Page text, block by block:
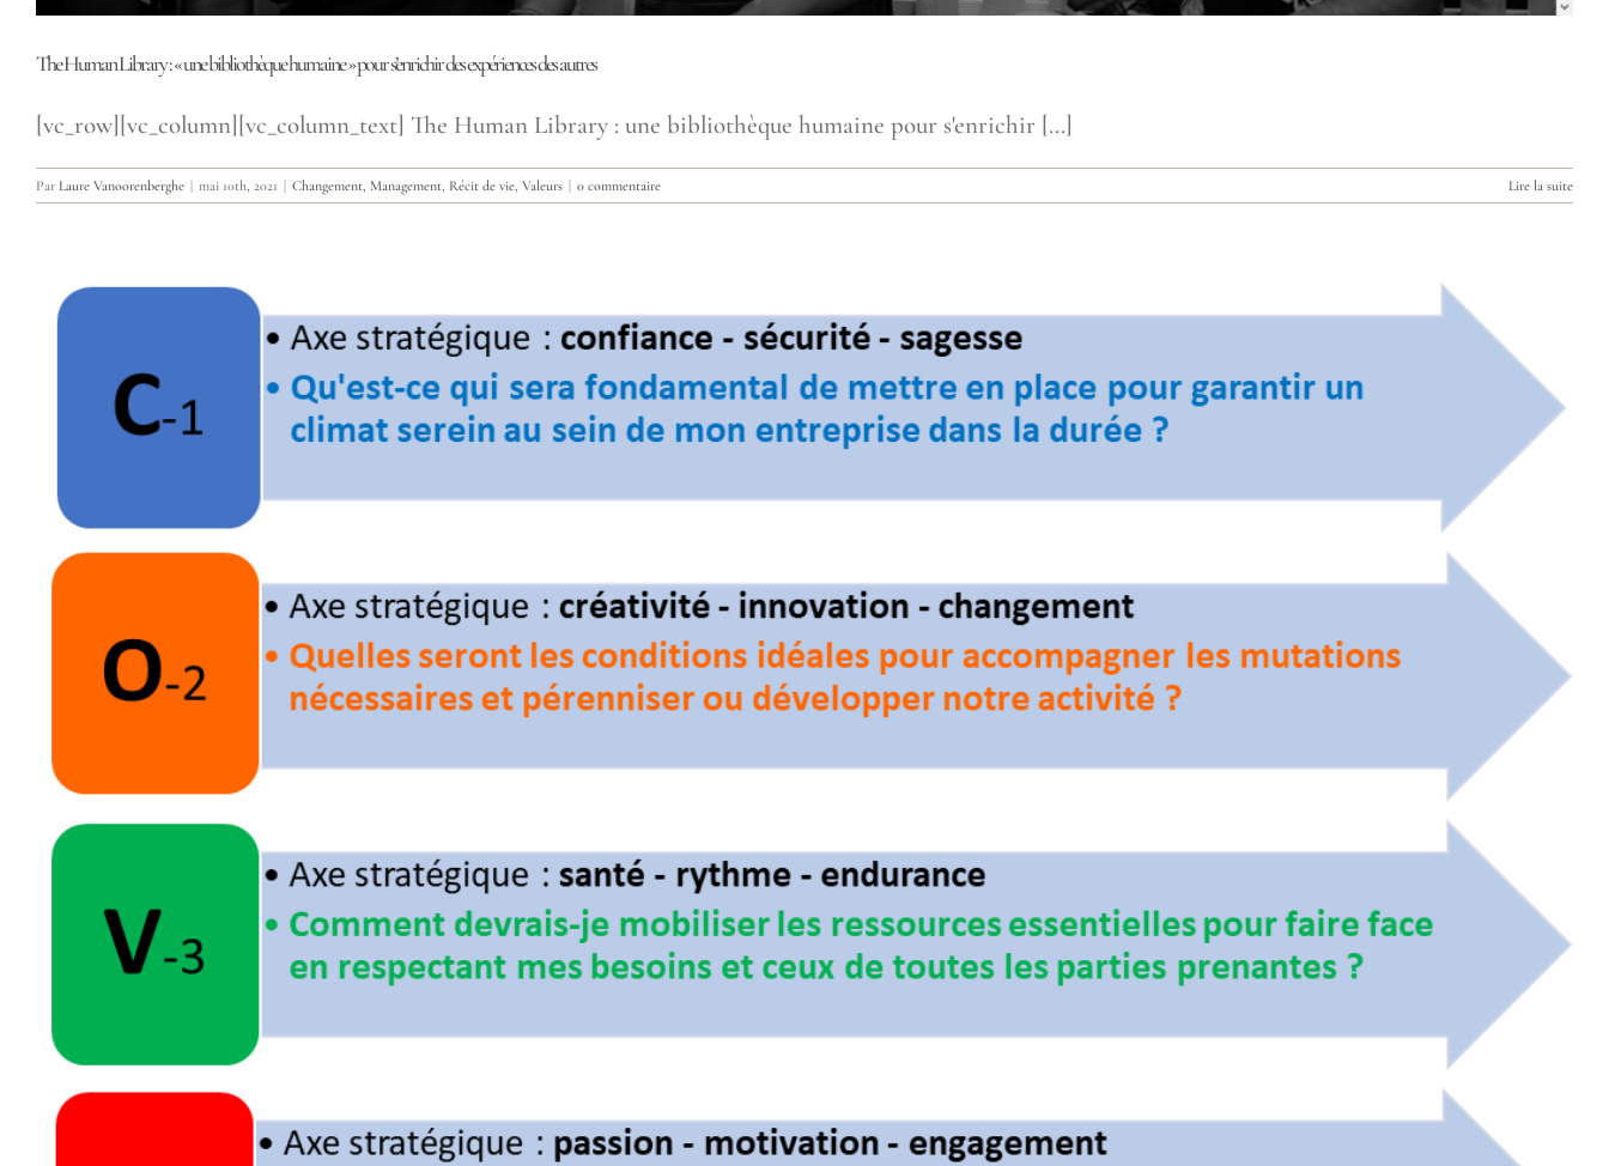
The Human Library : « une bibliothèque humaine » pour s’enrichir des expériences des autres
[vc_row][vc_column][vc_column_text] The Human Library : une bibliothèque humaine pour s'enrichir [...]
Par Laure Vanoorenberghe | mai 10th, 2021 | Changement Management Récit de vie Valeurs | 0 commentaire Lire la suite